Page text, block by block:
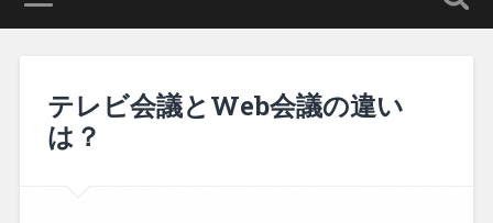
テレビ会議とWeb会議の違い
は？